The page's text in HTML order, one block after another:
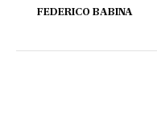
FEDERICO BABINA